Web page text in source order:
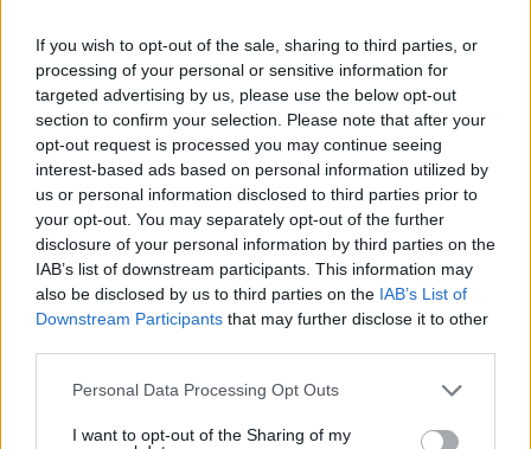
If you wish to opt-out of the sale, sharing to third parties, or
processing of your personal or sensitive information for
targeted advertising by us, please use the below opt-out
section to confirm your selection. Please note that after your
opt-out request is processed you may continue seeing
interest-based ads based on personal information utilized by
us or personal information disclosed to third parties prior to
your opt-out. You may separately opt-out of the further
disclosure of your personal information by third parties on the
IAB’s list of downstream participants. This information may
also be disclosed by us to third parties on the IAB’s List of
Downstream Participants that may further disclose it to other
Please note that this website/app uses one or more Google
not limited to your visit or usage behaviour. You may click to
Personal Data Processing Opt Outs
I want to opt-out of the Sharing of my
Βίντεο: Στις Μαλδίβες η Ιωάννα Τούνη
μετά το νοσοκομείο, η υποδοχή με
μουσική
09.08.2026, 18:00
Games